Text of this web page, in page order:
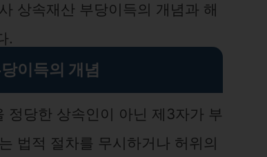
상속재산 부당이득의 개념과 해
.
이득의 개념
정당한 상속인이 아닌 제3자가 부
법적 절차를 무시하거나 허위의